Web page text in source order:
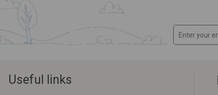
Useful links